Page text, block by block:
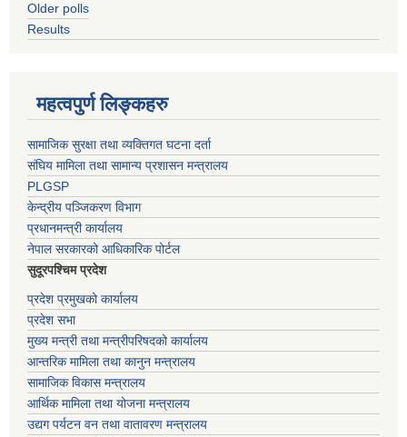
Older polls
Results
महत्वपुर्ण लिङ्कहरु
सामाजिक सुरक्षा तथा व्यक्तिगत घटना दर्ता
संघिय मामिला तथा सामान्य प्रशासन मन्त्रालय
PLGSP
केन्द्रीय पञ्जिकरण विभाग
प्रधानमन्त्री कार्यालय
नेपाल सरकारको आधिकारिक पोर्टल
सुदूरपश्चिम प्रदेश
प्रदेश प्रमुखको कार्यालय
प्रदेश सभा
मुख्य मन्त्री तथा मन्त्रीपरिषदको कार्यालय
आन्तरिक मामिला तथा कानुन मन्त्रालय
सामाजिक विकास मन्त्रालय
आर्थिक मामिला तथा योजना मन्त्रालय
उद्यग पर्यटन वन तथा वातावरण मन्त्रालय